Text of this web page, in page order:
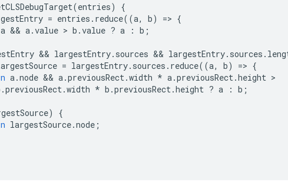
(entries)
{
= entries . reduce((a, b) => {
a && a .value > b .value ? a : b ;
&& largestEntry. sources && largestEntry. sources .
= largestEntry. sources . reduce((a, b) => {
a .node && a .previousRect .width * a .previousRect .height
.previousRect .width * b .previousRect .height ? a : b ;
)
{
largestSource.node ;